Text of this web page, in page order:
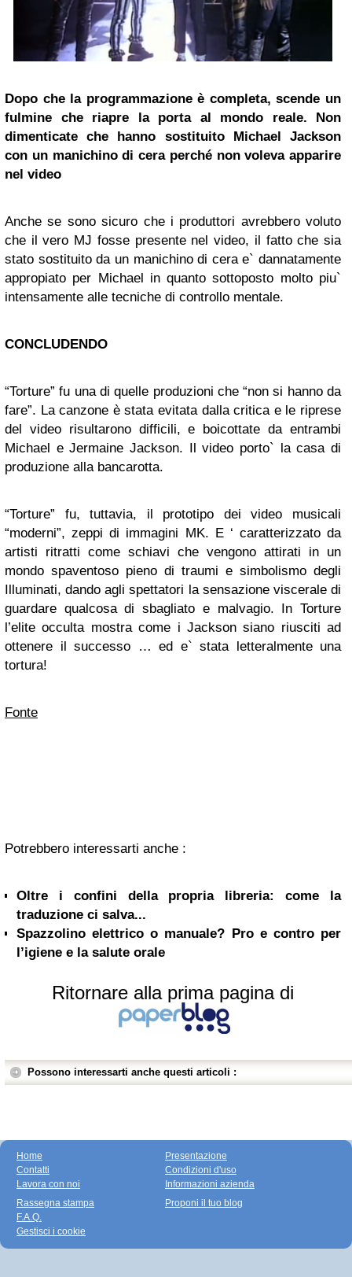
Dopo che la programmazione è completa, scende un
fulmine che riapre la porta al mondo reale. Non
dimenticate che hanno sostituito Michael Jackson
con un manichino di cera perché non voleva apparire
nel video
Anche se sono sicuro che i produttori avrebbero voluto
che il vero MJ fosse presente nel video, il fatto che sia
stato sostituito da un manichino di cera e` dannatamente
appropiato per Michael in quanto sottoposto molto piu`
intensamente alle tecniche di controllo mentale.
CONCLUDENDO
“Torture” fu una di quelle produzioni che “non si hanno da
fare”. La canzone è stata evitata dalla critica e le riprese
del video risultarono difficili, e boicottate da entrambi
Michael e Jermaine Jackson. Il video porto` la casa di
produzione alla bancarotta.
“Torture” fu, tuttavia, il prototipo dei video musicali
“moderni”, zeppi di immagini MK. E ‘ caratterizzato da
artisti ritratti come schiavi che vengono attirati in un
mondo spaventoso pieno di traumi e simbolismo degli
Illuminati, dando agli spettatori la sensazione viscerale di
guardare qualcosa di sbagliato e malvagio. In Torture
l’elite occulta mostra come i Jackson siano riusciti ad
ottenere il successo … ed e` stata letteralmente una
tortura!
Fonte
Potrebbero interessarti anche :
Oltre i confini della propria libreria: come la
traduzione ci salva...
Spazzolino elettrico o manuale? Pro e contro per
l’igiene e la salute orale
Ritornare alla prima pagina di
Possono interessarti anche questi articoli :
Home
Contatti
Lavora con noi
Presentazione
Condizioni d'uso
Informazioni azienda
Rassegna stampa
F.A.Q.
Gestisci i cookie
Proponi il tuo blog